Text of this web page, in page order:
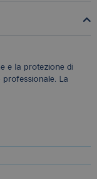
e la protezione di
La